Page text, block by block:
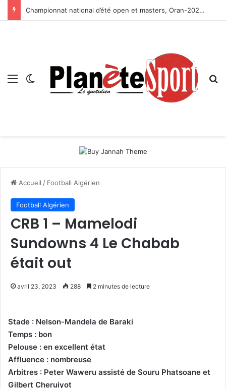
Championnat national d’été open et masters, Oran-2026 — Le CRB s’adjuge le titre
Menu Switch skin
Accueil / Football Algérien
Football Algérien
CRB 1 – Mamelodi
Sundowns 4 Le Chabab
était out
avril 23, 2023 288 2 minutes de lecture
Stade : Nelson-Mandela de Baraki
Temps : bon
Pelouse : en excellent état
Affluence : nombreuse
Arbitres : Peter Waweru assisté de Souru Phatsoane et
Gilbert Cheruiyot